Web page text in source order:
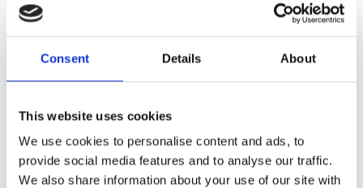
Consent Details About
This website uses cookies
We use cookies to personalise content and ads, to
provide social media features and to analyse our traffic.
We also share information about your use of our site with
kleinere bundel.
🛒 📦